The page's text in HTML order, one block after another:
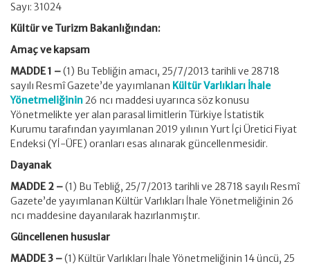
Sayı: 31024
Kültür ve Turizm Bakanlığından:
Amaç ve kapsam
MADDE 1 –(1) Bu Tebliğin amacı, 25/7/2013 tarihli ve 28718
sayılı Resmî Gazete’de yayımlanan Kültür Varlıkları İhale
Yönetmeliğinin26 ncı maddesi uyarınca söz konusu
Yönetmelikte yer alan parasal limitlerin Türkiye İstatistik
Kurumu tarafından yayımlanan 2019 yılının Yurt İçi Üretici Fiyat
Endeksi (Yİ-ÜFE) oranları esas alınarak güncellenmesidir.
Dayanak
MADDE 2 –(1) Bu Tebliğ, 25/7/2013 tarihli ve 28718 sayılı Resmî
Gazete’de yayımlanan Kültür Varlıkları İhale Yönetmeliğinin 26
ncı maddesine dayanılarak hazırlanmıştır.
Güncellenen hususlar
MADDE 3 –(1) Kültür Varlıkları İhale Yönetmeliğinin 14 üncü, 25